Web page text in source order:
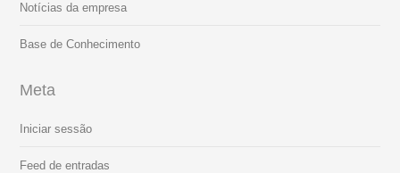
Notícias da empresa
Base de Conhecimento
Meta
Iniciar sessão
Feed de entradas